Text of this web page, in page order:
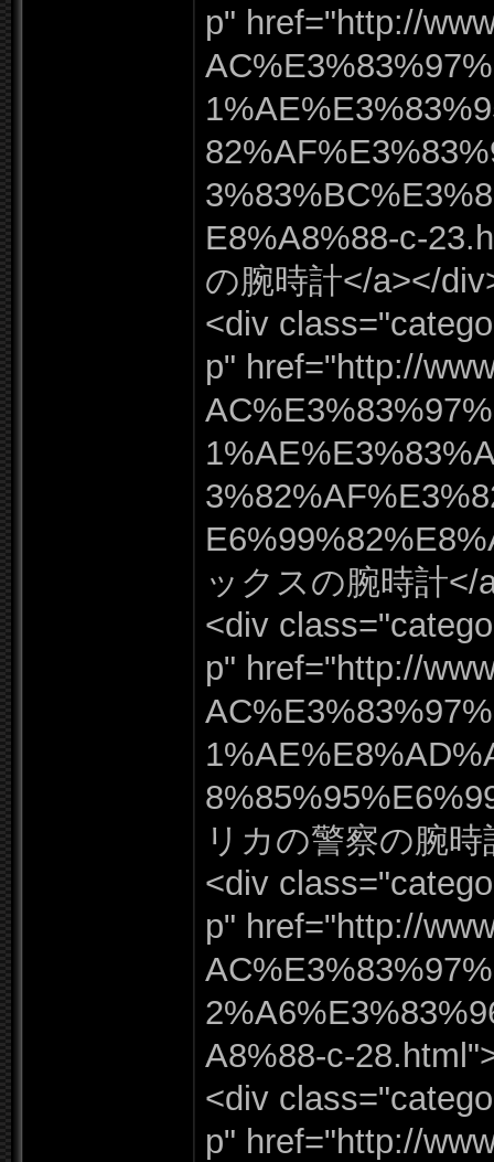
p" href="http://
AC%E3%83%97%
1%AE%E3%83%
82%AF%E3%83%
3%83%BC%E3%
E8%A8%88-c-23.
の腕時計</a></
<div class="
p" href="http://
AC%E3%83%97%
1%AE%E3%83%
3%82%AF%E3%
E6%99%82%E8%
ックスの腕時計</
<div class="
p" href="http://
AC%E3%83%97%
1%AE%E8%AD%
8%85%95%E6%
リカの警察の腕時
<div class="
p" href="http://
AC%E3%83%97%
2%A6%E3%83%
A8%88-c-28. html"
<div class="
p" href="http://